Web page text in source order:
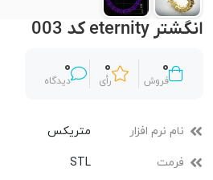
انگشتر eternity کد 003
0
فروش
0
رأی
0
دیدگاه
نام نرم افزار متریکس
فرمت STL